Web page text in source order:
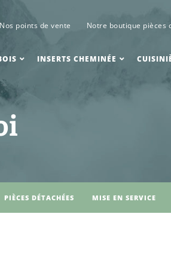
Nos points de vente Notre boutique pièces
INSERTS CHEMINÉE
PIÈCES DÉTACHÉES MISE EN SERVICE